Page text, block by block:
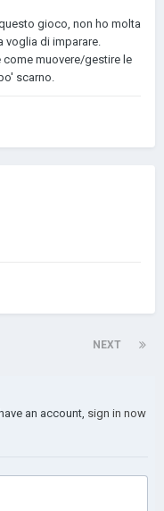
gioco, non ho molta
voglia di imparare.
muovere/gestire le
scarno.
NEXT
an account, sign in now